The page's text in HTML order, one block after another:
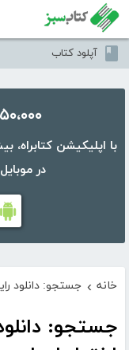
آپلود کتاب
۵۰،۰۰۰ کتاب در موبایل شما
در
خانه › جستجو: دانلود
جستجو: